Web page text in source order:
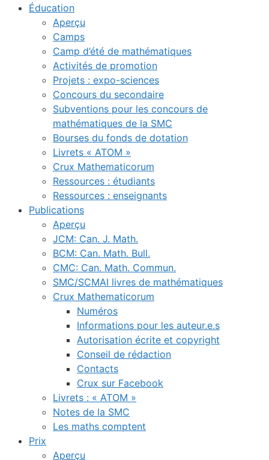
Éducation
Aperçu
Camps
Camp d’été de mathématiques
Activités de promotion
Projets : expo-sciences
Concours du secondaire
Subventions pour les concours de
mathématiques de la SMC
Bourses du fonds de dotation
Livrets « ATOM »
Crux Mathematicorum
Ressources : étudiants
Ressources : enseignants
Publications
Aperçu
JCM: Can. J. Math.
BCM: Can. Math. Bull.
CMC: Can. Math. Commun.
SMC/SCMAI livres de mathématiques
Crux Mathematicorum
Numéros
Informations pour les auteur.e.s
Autorisation écrite et copyright
Conseil de rédaction
Contacts
Crux sur Facebook
Livrets : « ATOM »
Notes de la SMC
Les maths comptent
Prix
Aperçu